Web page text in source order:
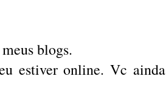
blogs.
estiver online. Vc ainda